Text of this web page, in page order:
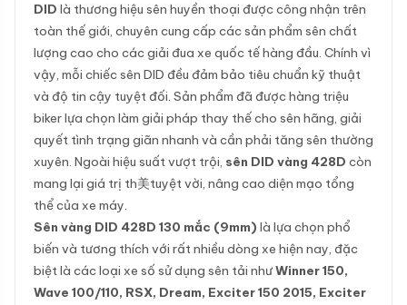
DID là thương hiệu sên huyền thoại được công nhận trên
toàn thế giới, chuyên cung cấp các sản phẩm sên chất
lượng cao cho các giải đua xe quốc tế hàng đầu. Chính vì
vậy, mỗi chiếc sên DID đều đảm bảo tiêu chuẩn kỹ thuật
và độ tin cậy tuyệt đối. Sản phẩm đã được hàng triệu
biker lựa chọn làm giải pháp thay thế cho sên hãng, giải
quyết tình trạng giãn nhanh và cần phải tăng sên thường
xuyên. Ngoài hiệu suất vượt trội, sên DID vàng 428D còn
mang lại giá trị th美tuyệt vời, nâng cao diện mạo tổng
thể của xe máy.
Sên vàng DID 428D 130 mắc (9mm) là lựa chọn phổ
biến và tương thích với rất nhiều dòng xe hiện nay, đặc
biệt là các loại xe số sử dụng sên tải nhưWinner 150,
Wave 100/110, RSX, Dream, Exciter 150 2015, Exciter